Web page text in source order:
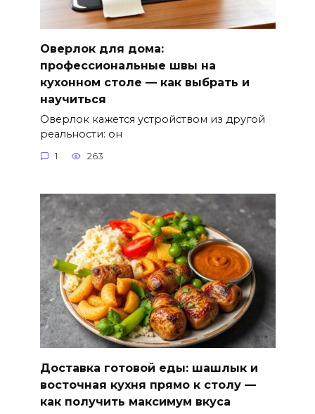
Оверлок для дома:
профессиональные швы на
кухонном столе — как выбрать и
научиться
Оверлок кажется устройством из другой
реальности: он
1 263
Доставка готовой еды: шашлык и
восточная кухня прямо к столу —
как получить максимум вкуса